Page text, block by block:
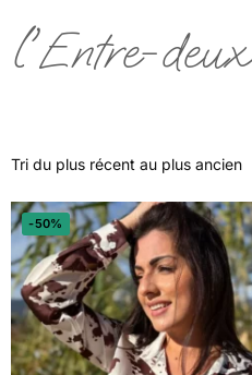
l'Entre-deux
-50%